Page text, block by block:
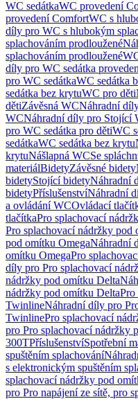
WC sedátkaWC provedení
provedení ComfortWC s
díly pro WC s hlubokým
splachováním prodloužené
splachováním prodloužené
díly pro WC sedátka
pro WC sedátkaWC sedátka
sedátka bez krytuWC pro děti
dětiZávěsná WCNáhradní
WCNáhradní díly pro Stojící
pro WC sedátka pro dětiWC
sedátkaWC sedátka bez krytu
krytuNášlapná WCSe
materiálBidetyZávěsné bidety
bidetyStojící bidetyNáhradní
bidetyPříslušenstvíNáhradní
a ovládání WCOvládací
tlačítkaPro splachovací
Pro splachovací nádržky pod
pod omítku OmegaNáhradní
omítku OmegaPro
díly pro Pro splachovací
nádržky pod omítku Delta
nádržky pod omítku DeltaPro
TwinlineNáhradní díly pro
TwinlinePro splachovací
pro Pro splachovací nádržky
300TPříslušenstvíSpotřební
spuštěním splachování
s elektronickým spuštěním
splachovací nádržky pod
pro Pro napájení ze sítě, pro